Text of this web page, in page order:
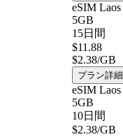
eSIM Laos
5GB
15日間
$11.88
$2.38/GB
プラン詳細
eSIM Laos
5GB
10日間
$2.38/GB